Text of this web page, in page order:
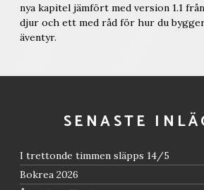
nya kapitel jämfört med version 1.1
djur och ett med råd för hur du
äventyr.
SENASTE
I trettonde timmen släpps 14/5
Bokrea 2026